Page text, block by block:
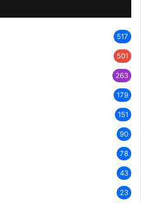
517
501
263
179
151
90
78
43
23